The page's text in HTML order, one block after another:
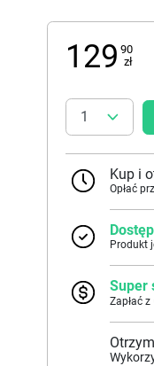
129 90
zł
Kup i
Opłać
Produkt
Super
Zapłać z